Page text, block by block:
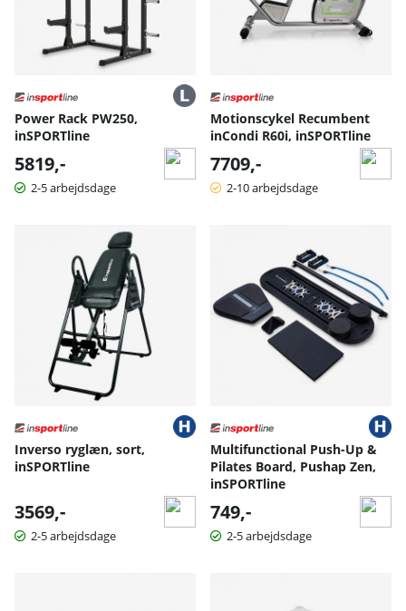
Power Rack PW250,
inSPORTline
5819,-
2-5 arbejdsdage
Motionscykel Recumbent
inCondi R60i, inSPORTline
7709,-
2-10 arbejdsdage
Inverso ryglæn, sort,
inSPORTline
3569,-
2-5 arbejdsdage
Multifunctional Push-Up &
Pilates Board, Pushap Zen,
inSPORTline
749,-
2-5 arbejdsdage